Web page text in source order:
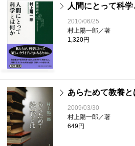
人間にとって科
2010/06/25
村上陽一郎／著
1,320円
あらためて教養と
2009/03/30
村上陽一郎／著
649円